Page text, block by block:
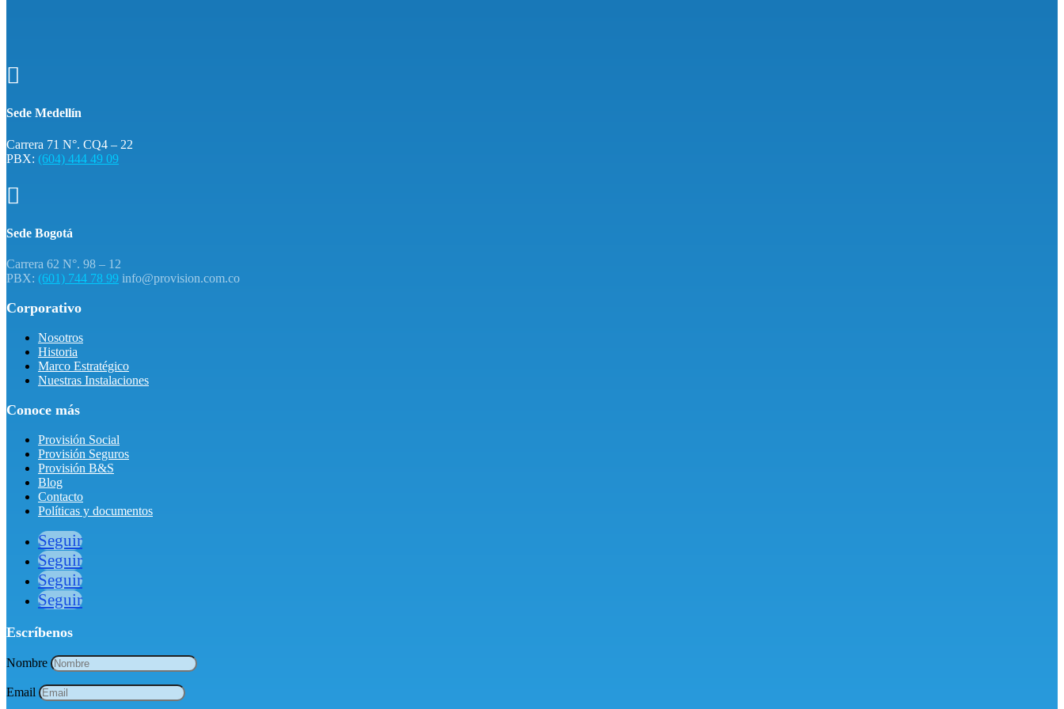

Sede Medellín
Carrera 71 N°. CQ4 – 22
PBX: (604) 444 49 09

Sede Bogotá
Carrera 62 N°. 98 – 12
PBX: (601) 744 78 99 info@provision.com.co
Corporativo
Nosotros
Historia
Marco Estratégico
Nuestras Instalaciones
Conoce más
Provisión Social
Provisión Seguros
Provisión B&S
Blog
Contacto
Políticas y documentos
Seguir
Seguir
Seguir
Seguir
Escríbenos
Nombre
Email